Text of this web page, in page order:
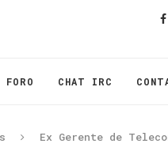
FORO CHAT IRC
Ex Gerente de